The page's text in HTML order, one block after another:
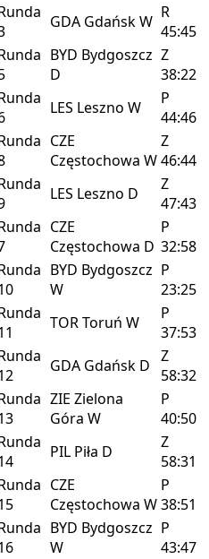
GDA GdańskW R
45:45
BYD Bydgoszcz
D
Z
38:22
LES Leszno W
P
44:46
CZE
Częstochowa W
Z
46:44
LES Leszno D
Z
47:43
CZE
Częstochowa D
P
32:58
BYD Bydgoszcz
W
P
23:25
TORToruń W
P
37:53
GDA Gdańsk D Z
58:32
ZIE Zielona
Góra W
P
40:50
PIL Piła D
Z
58:31
CZE
Częstochowa W
P
38:51
BYD Bydgoszcz
W
P
43:47